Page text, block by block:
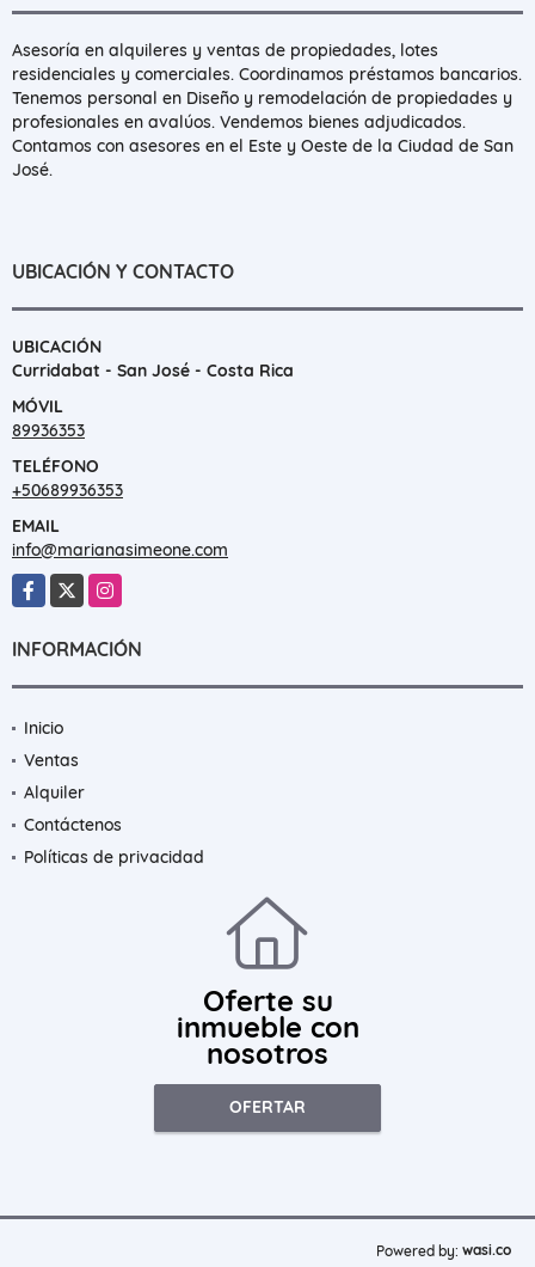
Asesoría en alquileres y ventas de propiedades, lotes
residenciales y comerciales. Coordinamos préstamos bancarios.
Tenemos personal en Diseño y remodelación de propiedades y
profesionales en avalúos. Vendemos bienes adjudicados.
Contamos con asesores en el Este y Oeste de la Ciudad de San
José.
UBICACIÓN Y CONTACTO
UBICACIÓN
Curridabat - San José - Costa Rica
MÓVIL
89936353
TELÉFONO
+50689936353
EMAIL
info@marianasimeone.com
Facebook
X Instagram
INFORMACIÓN
Inicio
Ventas
Alquiler
Contáctenos
Políticas de privacidad
Oferte su
inmueble con
nosotros
OFERTAR
Powered by: wasi.co